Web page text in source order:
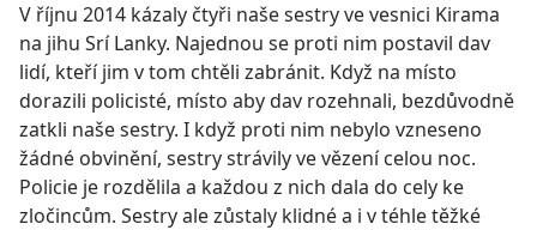
V říjnu 2014 kázaly čtyři naše sestry ve vesnici Kirama
na jihu Srí Lanky. Najednou se proti nim postavil dav
lidí, kteří jim v tom chtěli zabránit. Když na místo
dorazili policisté, místo aby dav rozehnali, bezdůvodně
zatkli naše sestry. I když proti nim nebylo vzneseno
žádné obvinění, sestry strávily ve vězení celou noc.
Policie je rozdělila a každou z nich dala do cely ke
zločincům. Sestry ale zůstaly klidné a i v téhle těžké